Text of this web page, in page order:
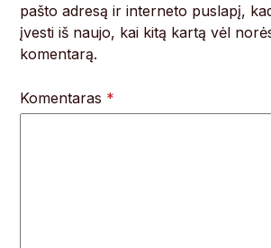
pašto adresą ir interneto puslapį,
įvesti iš naujo, kai kitą kartą vėl
komentarą.
Komentaras *